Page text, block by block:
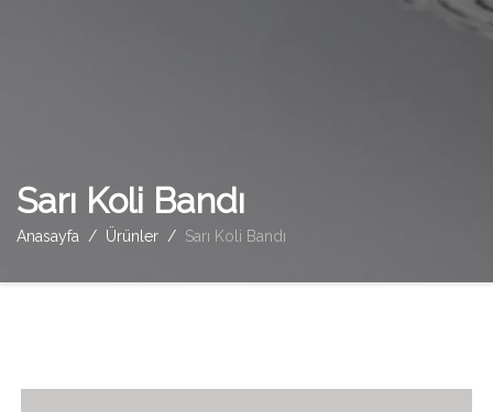
Sarı Koli Bandı
Anasayfa Ürünler Sarı Koli Bandı